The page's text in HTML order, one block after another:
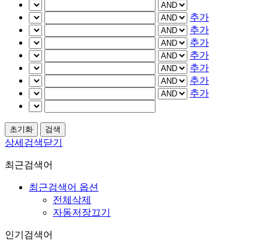
추가
추가
추가
추가
추가
추가
추가
상세검색닫기
최근검색어
최근검색어 옵션
전체삭제
자동저장끄기
인기검색어